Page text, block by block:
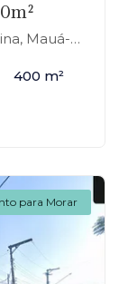
Mauá-SP
400 m²
para Morar